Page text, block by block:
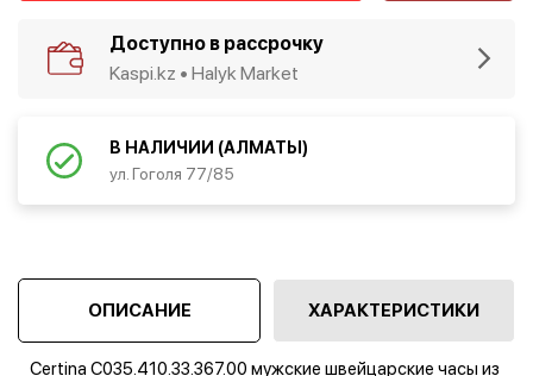
Доступно в рассрочку
Kaspi.kz • Halyk Market
В НАЛИЧИИ (АЛМАТЫ)
ул. Гоголя 77/85
ОПИСАНИЕ ХАРАКТЕРИСТИКИ
Certina C035.410.33.367.00 мужские швейцарские часы из